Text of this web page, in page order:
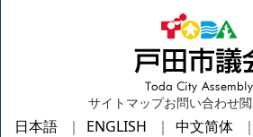
サイトマップお問い合わせ
日本語 ENGLISH 中文简体